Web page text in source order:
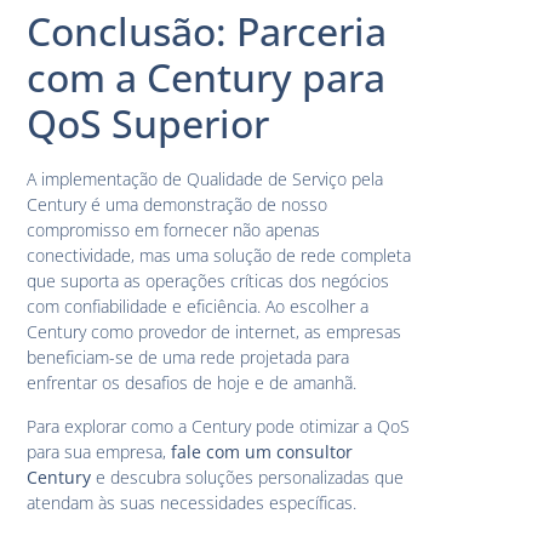
Conclusão: Parceria
com a Century para
QoS Superior
A implementação de Qualidade de Serviço pela
Century é uma demonstração de nosso
compromisso em fornecer não apenas
conectividade, mas uma solução de rede completa
que suporta as operações críticas dos negócios
com confiabilidade e eficiência. Ao escolher a
Century como provedor de internet, as empresas
beneficiam-se de uma rede projetada para
enfrentar os desafios de hoje e de amanhã.
Para explorar como a Century pode otimizar a QoS
para sua empresa,fale com um consultor
Century e descubra soluções personalizadas que
atendam às suas necessidades específicas.